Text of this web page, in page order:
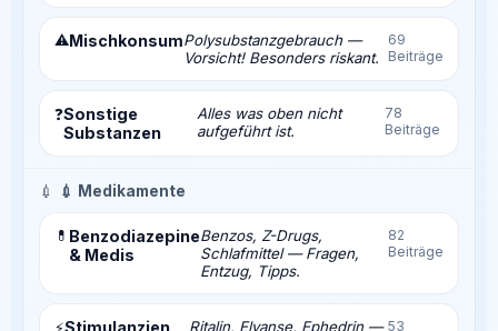
⚠️MischkonsumPolysubstanzgebrauch —
Vorsicht! Besonders riskant.
69
Beiträge
❓Sonstige
Substanzen
Alles was oben nicht
aufgeführt ist.
78
Beiträge
💉 💉 Medikamente
💊 Benzodiazepine
& Medis
Benzos, Z-Drugs,
Schlafmittel — Fragen,
Entzug, Tipps.
82
Beiträge
⚡Stimulanzien
Ritalin, Elvanse, Ephedrin — 53